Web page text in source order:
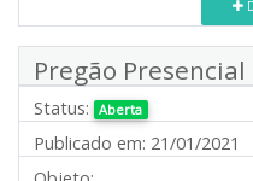
Pregão Presencial
Status: Aberta
Publicado em: 21/01/2021